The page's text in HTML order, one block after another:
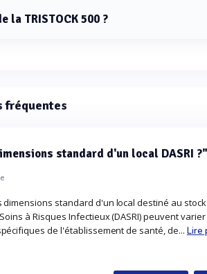
la TRISTOCK 500 ?
fréquentes
standard d'un local DASRI ?"
dimensions standard d'un local destiné au
à Risques Infectieux (DASRI) peuvent
de l'établissement de santé, de... Lire